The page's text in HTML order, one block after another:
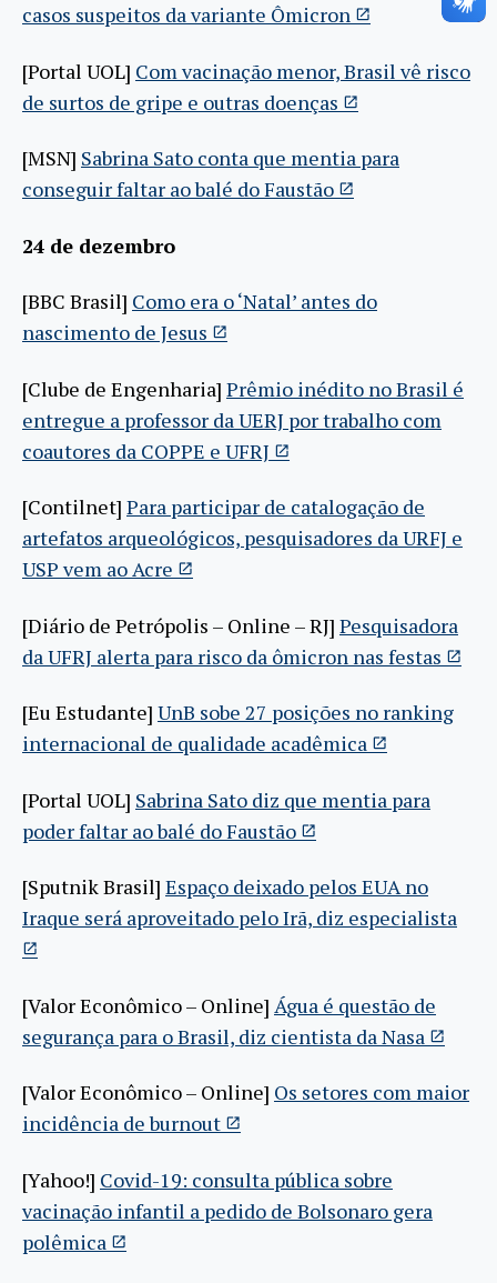
casos suspeitos da variante Ômicron
[Portal UOL] Com vacinação menor, Brasil vê risco
de surtos de gripe e outras doenças
[MSN] Sabrina Sato conta que mentia para
conseguir faltar ao balé do Faustão
24 de dezembro
[BBC Brasil] Como era o ‘Natal’ antes do
nascimento de Jesus
[Clube de Engenharia] Prêmio inédito no Brasil é
entregue a professor da UERJ por trabalho com
coautores da COPPE e UFRJ
[Contilnet] Para participar de catalogação de
artefatos arqueológicos, pesquisadores da URFJ e
USP vem ao Acre
[Diário de Petrópolis – Online – RJ] Pesquisadora
da UFRJ alerta para risco da ômicron nas festas
[Eu Estudante] UnB sobe 27 posições no ranking
internacional de qualidade acadêmica
[Portal UOL] Sabrina Sato diz que mentia para
poder faltar ao balé do Faustão
[Sputnik Brasil] Espaço deixado pelos EUA no
Iraque será aproveitado pelo Irã, diz especialista
[Valor Econômico – Online] Água é questão de
segurança para o Brasil, diz cientista da Nasa
[Valor Econômico – Online] Os setores com maior
incidência de burnout
[Yahoo!] Covid-19: consulta pública sobre
vacinação infantil a pedido de Bolsonaro gera
polêmica